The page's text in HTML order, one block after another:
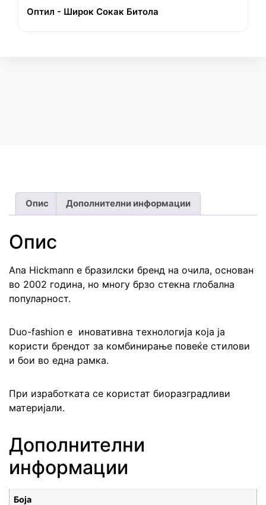
Оптил - Широк Сокак Битола
Опис Дополнителни информации
Опис
Ana Hickmann е бразилски бренд на очила, основан
во 2002 година, но многу брзо стекна глобална
популарност.
Duo-fashion е иновативна технологија која ја
користи брендот за комбинирање повеќе стилови
и бои во една рамка.
При изработката се користат биоразградливи
материјали.
Дополнителни
информации
Боја